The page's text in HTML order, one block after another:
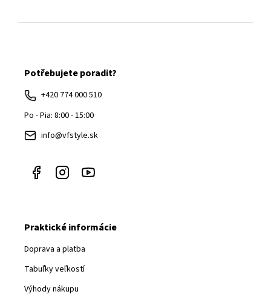
Potřebujete poradit?
+420 774 000 510
Po - Pia: 8:00 - 15:00
info@vfstyle.sk
Praktické informácie
Doprava a platba
Tabuľky veľkostí
Výhody nákupu